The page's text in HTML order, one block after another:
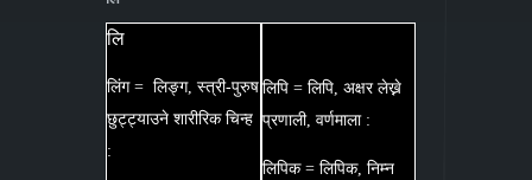
लि
लिंग = लिङ्ग, स्त्री-पुरुष
छुट्ट्याउने शारीरिक चिन्ह
:
लिपि = लिपि, अक्षर लेख्ने
प्रणाली, वर्णमाला :
लिपिक = लिपिक, निम्न